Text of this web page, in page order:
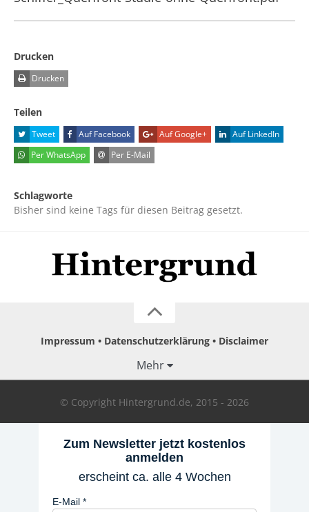
Drucken
Drucken
Teilen
Tweet Auf Facebook Auf Google+
Auf LinkedIn
Per WhatsApp
Per E-Mail
Schlagworte
Bisher sind keine Tags für diesen Beitrag gesetzt.
Impressum Datenschutzerklärung Disclaimer
Mehr
© Copyright Hintergrund.de, 2015 - 2026
Zum Newsletter jetzt kostenlos
anmelden
erscheint ca. alle 4 Wochen
E-Mail